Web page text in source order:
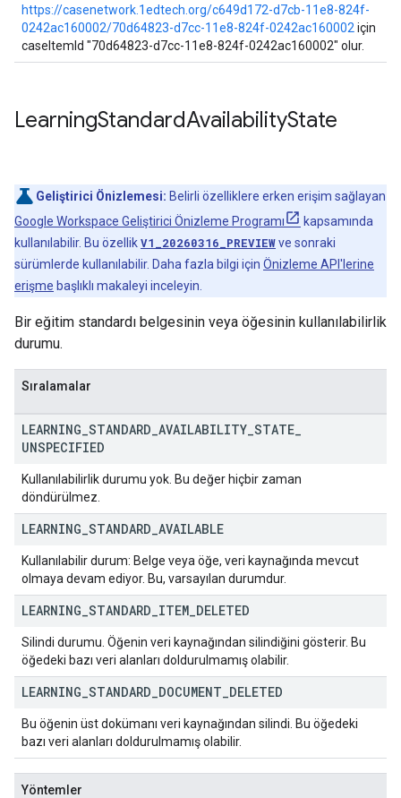
https://casenetwork.1edtech.org/c649d172-d7cb-11e8-824f-
0242ac160002/70d64823-d7cc-11e8-824f-0242ac160002 için
caseItemId "70d64823-d7cc-11e8-824f-0242ac160002" olur.
LearningStandardAvailabilityState
Geliştirici Önizlemesi: Belirli özelliklere erken erişim sağlayan
Google Workspace Geliştirici Önizleme Programı
kapsamında
kullanılabilir. Bu özellikV1_20260316_PREVIEWve sonraki
sürümlerde kullanılabilir. Daha fazla bilgi için Önizleme API'lerine
erişme başlıklı makaleyi inceleyin.
Bir eğitim standardı belgesinin veya öğesinin kullanılabilirlik
durumu.
Sıralamalar
LEARNING STANDARD AVAILABILITY STATE
UNSPECIFIED
Kullanılabilirlik durumu yok. Bu değer hiçbir zaman
döndürülmez.
LEARNING STANDARD AVAILABLE
Kullanılabilir durum: Belge veya öğe, veri kaynağında mevcut
olmaya devam ediyor. Bu, varsayılan durumdur.
LEARNING STANDARD ITEM DELETED
Silindi durumu. Öğenin veri kaynağından silindiğini gösterir. Bu
öğedeki bazı veri alanları doldurulmamış olabilir.
LEARNING STANDARD DOCUMENT DELETED
Bu öğenin üst dokümanı veri kaynağından silindi. Bu öğedeki
bazı veri alanları doldurulmamış olabilir.
Yöntemler